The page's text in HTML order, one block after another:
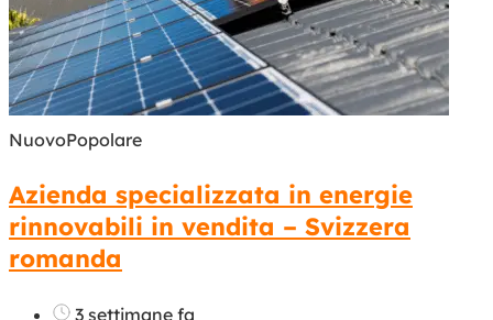
NuovoPopolare
Azienda specializzata in energie
rinnovabili in vendita – Svizzera
romanda
3 settimane fa